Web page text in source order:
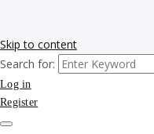
Skip to content
รับจ้างโพส
Search รับท
รับโพสต์เว็บขายบ้าน อสังหา ทำ
ประกาศบ้านที่ดินฟรี SEOขายบ้
ราคาถูกที่สุด ฟรีลงประกาศอสัง
Search for:
Log in
Register